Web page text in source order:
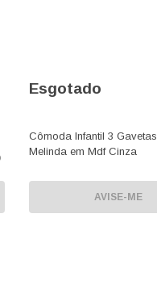
Esgotado
Cômoda Infantil 3 Gavetas
Melinda em Mdf Cinza
AVISE-ME